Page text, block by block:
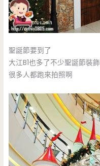
聖誕節要到了
大江B1也多了不少聖誕節裝飾
很多人都跑來拍照啊